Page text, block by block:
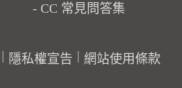
CC 常見問答集
隱私權宣告 網站使用條款